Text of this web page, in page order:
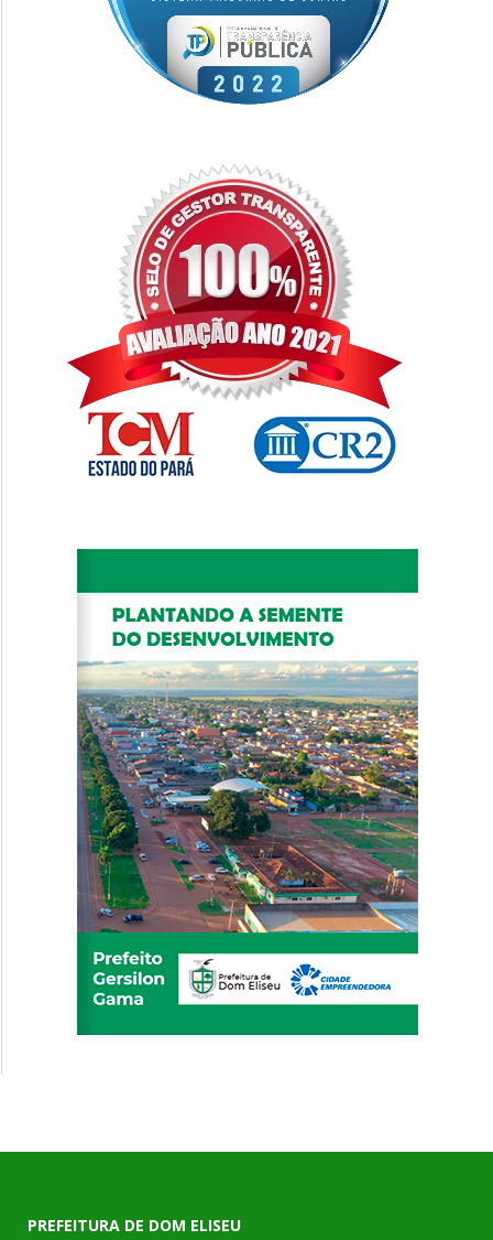
PREFEITURA DE DOM ELISEU